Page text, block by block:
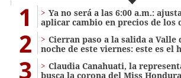
1
Ya no será a las 6:00 a.m.:
aplicar cambio en precios de los
2
Cierran paso a la salida a Valle
noche de este viernes: este es el
3
Claudia Canahuati, la
busca la corona del Miss